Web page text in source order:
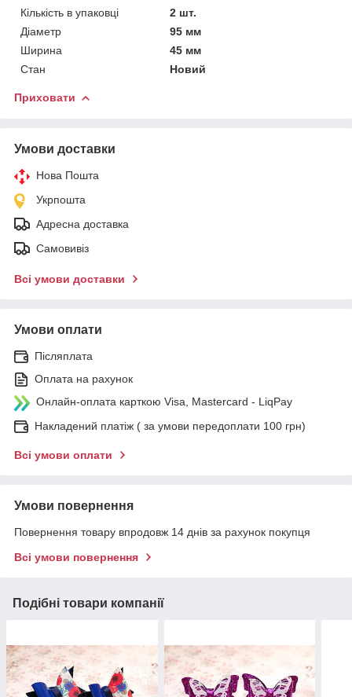
Кількість в упаковці
2 шт.
Діаметр
95 мм
Ширина
45 мм
Стан
Новий
Приховати
Умови доставки
Нова Пошта
Укрпошта
Адресна доставка
Самовивіз
Всі умови доставки
Умови оплати
Післяплата
Оплата на рахунок
Онлайн-оплата карткою Visa, Mastercard - LiqPay
Накладений платіж ( за умови передоплати 100 грн)
Всі умови оплати
Умови повернення
Повернення товару впродовж 14 днів за рахунок покупця
Всі умови повернення
Подібні товари компанії